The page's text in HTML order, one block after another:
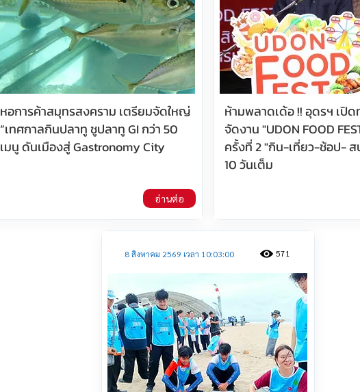
หอการค้าสมุทรสงคราม เตรียมจัดใหญ่
“เทศกาลกินปลาทู ชูปลาทู GI กว่า 50
เมนู ดันเมืองสู่ Gastronomy City
อ่านต่อ
ห้ามพลาดเด้อ !! อุดรฯ เปิด
จัดงาน "UDON FOOD
ครั้งที่ 2 "กิน-เที่ยว-ช้อป-
10 วันเต็ม
8 สิงหาคม 2569 เวลา 10:03:00 571